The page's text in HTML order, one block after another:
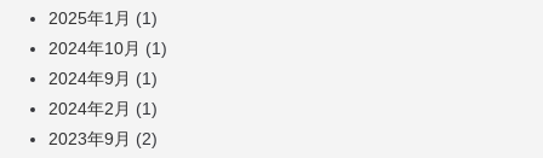
2025年1月 (1)
2024年10月 (1)
2024年9月 (1)
2024年2月 (1)
2023年9月 (2)